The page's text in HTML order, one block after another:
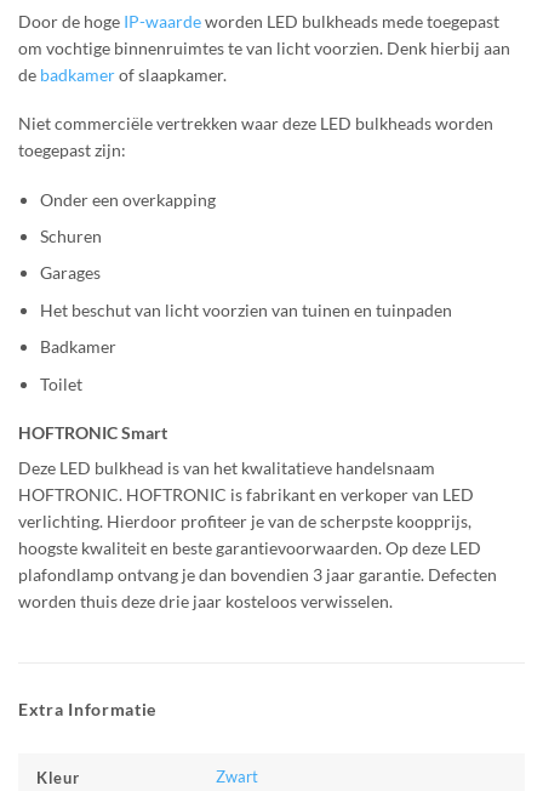
Door de hoge IP-waardeworden LED bulkheads mede toegepast
om vochtige binnenruimtes te van licht voorzien. Denk hierbij aan
de badkamerof slaapkamer.
Niet commerciële vertrekken waar deze LED bulkheads worden
toegepast zijn:
Onder een overkapping
Schuren
Garages
Het beschut van licht voorzien van tuinen en tuinpaden
Badkamer
Toilet
HOFTRONIC Smart
Deze LED bulkhead is van het kwalitatieve handelsnaam
HOFTRONIC. HOFTRONIC is fabrikant en verkoper van LED
verlichting. Hierdoor profiteer je van de scherpste koopprijs,
hoogste kwaliteit en beste garantievoorwaarden. Op deze LED
plafondlamp ontvang je dan bovendien 3 jaar garantie. Defecten
worden thuis deze drie jaar kosteloos verwisselen.
Extra Informatie
Kleur Zwart